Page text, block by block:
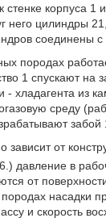
корпуса 1
него цилиндры
соединены
породах
1 спускают на
хладагента из
среду
забой
от
давление в
от
насадки
и скорость